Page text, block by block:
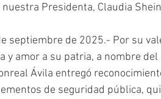
Presidenta, Claudia
septiembre de 2025.- Por su
y amor a su patria, a nombre
Ávila entregó
de seguridad pública,